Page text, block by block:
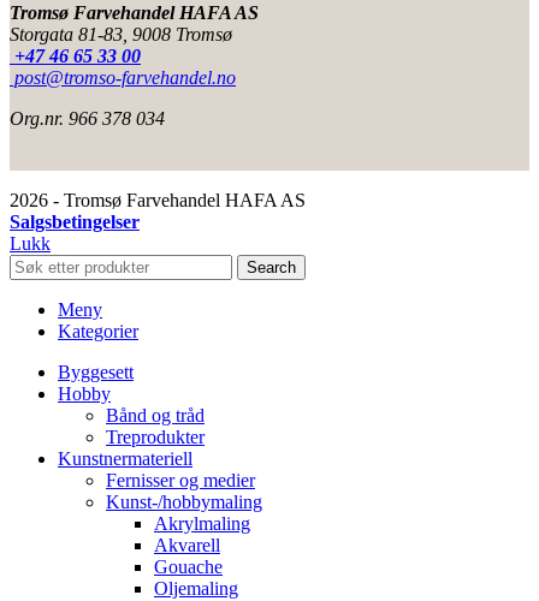
Tromsø Farvehandel HAFA AS
Storgata 81-83, 9008 Tromsø
+47 46 65 33 00
post@tromso-farvehandel.no
Org.nr. 966 378 034
2026 - Tromsø Farvehandel HAFA AS
Salgsbetingelser
Lukk
Search
Meny
Kategorier
Byggesett
Hobby
Bånd og tråd
Treprodukter
Kunstnermateriell
Fernisser og medier
Kunst-/hobbymaling
Akrylmaling
Akvarell
Gouache
Oljemaling